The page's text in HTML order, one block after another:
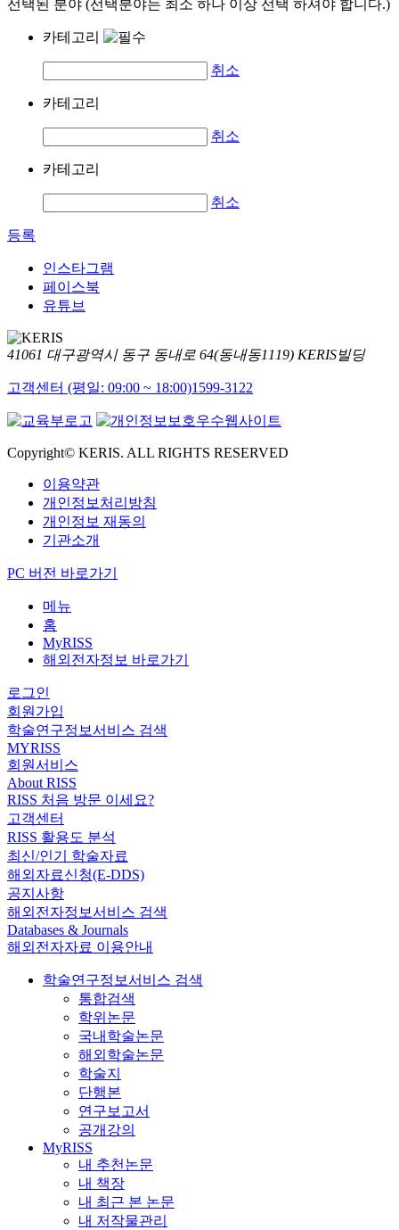
선택된 분야 (선택분야는 최소 하나 이상 선택 하셔야 합니다.)
카테고리
취소
카테고리
취소
카테고리
취소
등록
인스타그램
페이스북
유튜브
41061 대구광역시 동구 동내로 64(동내동1119) KERIS빌딩
고객센터 (평일: 09:00 ~ 18:00)1599-3122
Copyright© KERIS. ALL RIGHTS RESERVED
이용약관
개인정보처리방침
개인정보 재동의
기관소개
PC 버전 바로가기
메뉴
홈
MyRISS
해외전자정보 바로가기
로그인
회원가입
학술연구정보서비스 검색
MYRISS
회원서비스
About RISS
RISS 처음 방문 이세요?
고객센터
RISS 활용도 분석
최신/인기 학술자료
해외자료신청(E-DDS)
공지사항
해외전자정보서비스 검색
Databases & Journals
해외전자자료 이용안내
학술연구정보서비스 검색
통합검색
학위논문
국내학술논문
해외학술논문
학술지
단행본
연구보고서
공개강의
MyRISS
내 추천논문
내 책장
내 최근 본 논문
내 저작물관리